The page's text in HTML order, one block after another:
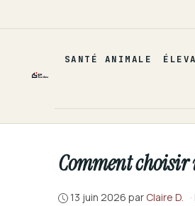
au
SANTÉ ANIMALE
Comment
13 juin 2026 par Claire D. ·